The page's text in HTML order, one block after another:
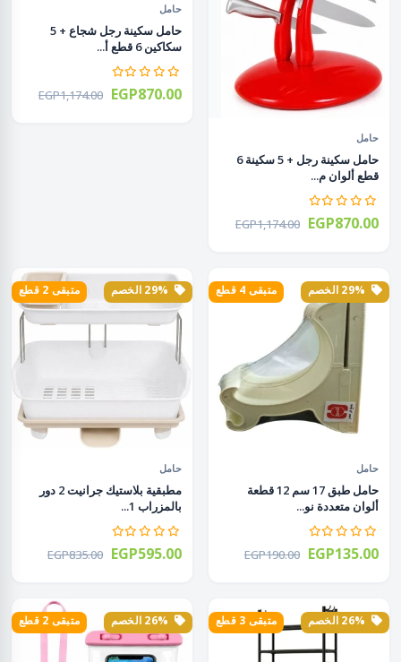
حامل
حامل سكينة رجل + 5 سكينة 6
قطع ألوان م...
EGP1,174.00 EGP870.00
حامل
حامل سكينة رجل شجاع + 5
سكاكين 6 قطع أ...
EGP1,174.00 EGP870.00
متبقى 4 قطع
حامل
حامل طبق 17 سم 12 قطعة
ألوان متعددة نو...
EGP190.00 EGP135.00
متبقى 2 قطع
حامل
مطبقية بلاستيك جرانيت 2 دور
بالمزراب 1...
EGP835.00 EGP595.00
متبقى 3 قطع متبقى 2 قطع